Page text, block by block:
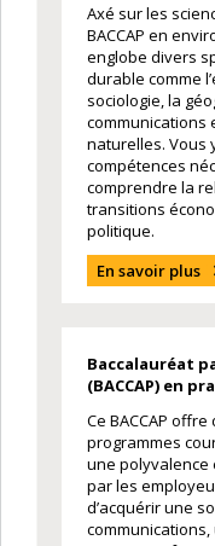
Axé sur les
BACCAP en
englobe divers
durable comme
sociologie, la
communications
naturelles. Vous
compétences
comprendre la
transitions
politique.
En savoir plus
Baccalauréat
(BACCAP) en
Ce BACCAP
programmes
une polyvalence
par les
d’acquérir une